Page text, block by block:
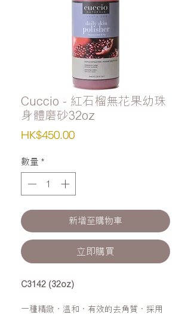
Cuccio - 紅石榴無花果幼珠
身體磨砂32oz
HK$450.00價
數量 *
新增至購物車
立即購買
C3142 (32oz)
一種精緻，溫和，有效的去角質，採用